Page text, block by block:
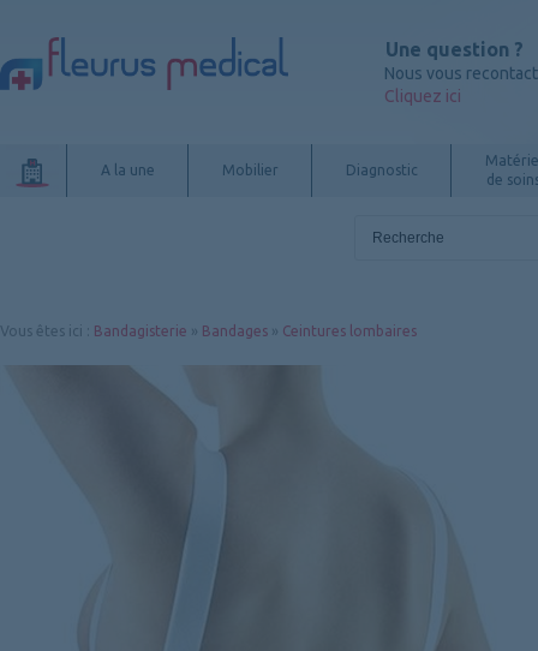
Une question ?
Nous vous
Cliquez ici
A la une Mobilier Diagnostic
de
Vous êtes ici Bandagisterie » Bandages » Ceintures lombaires